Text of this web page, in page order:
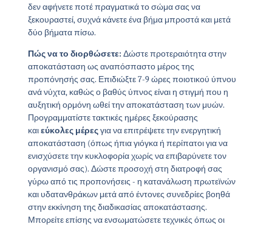
δεν αφήνετε ποτέ πραγματικά το σώμα σας να
ξεκουραστεί, συχνά κάνετε ένα βήμα μπροστά και μετά
δύο βήματα πίσω.
Πώς να το διορθώσετε: Δώστε προτεραιότητα στην
αποκατάσταση ως αναπόσπαστο μέρος της
προπόνησής σας. Επιδιώξτε 7-9 ώρες ποιοτικού ύπνου
ανά νύχτα, καθώς ο βαθύς ύπνος είναι η στιγμή που η
αυξητική ορμόνη ωθεί την αποκατάσταση των μυών.
Προγραμματίστε τακτικές ημέρες ξεκούρασης
καιεύκολες μέρεςγια να επιτρέψετε την ενεργητική
αποκατάσταση (όπως ήπια γιόγκα ή περίπατοι για να
ενισχύσετε την κυκλοφορία χωρίς να επιβαρύνετε τον
οργανισμό σας). Δώστε προσοχή στη διατροφή σας
γύρω από τις προπονήσεις - η κατανάλωση πρωτεϊνών
και υδατανθράκων μετά από έντονες συνεδρίες βοηθά
στην εκκίνηση της διαδικασίας αποκατάστασης.
Μπορείτε επίσης να ενσωματώσετε τεχνικές όπως οι